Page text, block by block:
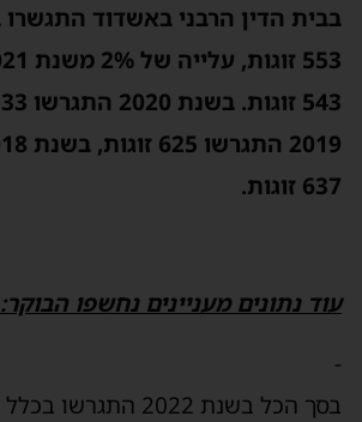
637 זוגות.
עוד נתונים מעניינים נחשפו הבוקר:
-